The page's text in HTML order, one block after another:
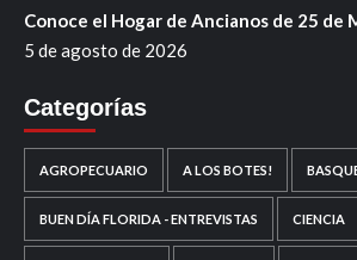
Conoce el Hogar de Ancianos de 25 de
5 de agosto de 2026
Categorías
AGROPECUARIO A LOS BOTES!
BUEN DÍA FLORIDA - ENTREVISTAS CIENCIA